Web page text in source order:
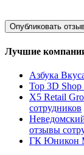
Лучшие
Азбука
Top 3D Shop
X5 Retail
сотрудников
отзывы
ГК Юникон